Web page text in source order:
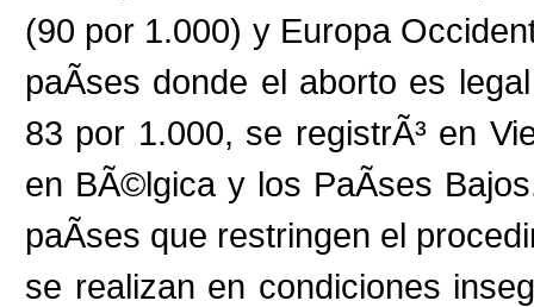
(90 por 1.000) y Europa
paÃ­ses donde el aborto es
83 por 1.000, se registrÃ³ en
en BÃ©lgica y los PaÃ­ses
paÃ­ses que restringen el
se realizan en condiciones